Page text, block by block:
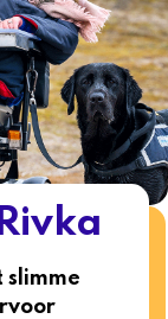
slimme